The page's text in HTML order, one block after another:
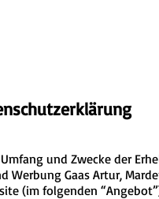
und Zwecke der
Gaas Artur,
(im folgenden